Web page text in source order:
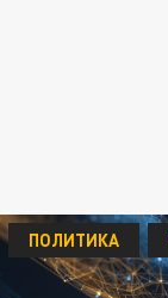
ПОЛИТИКА